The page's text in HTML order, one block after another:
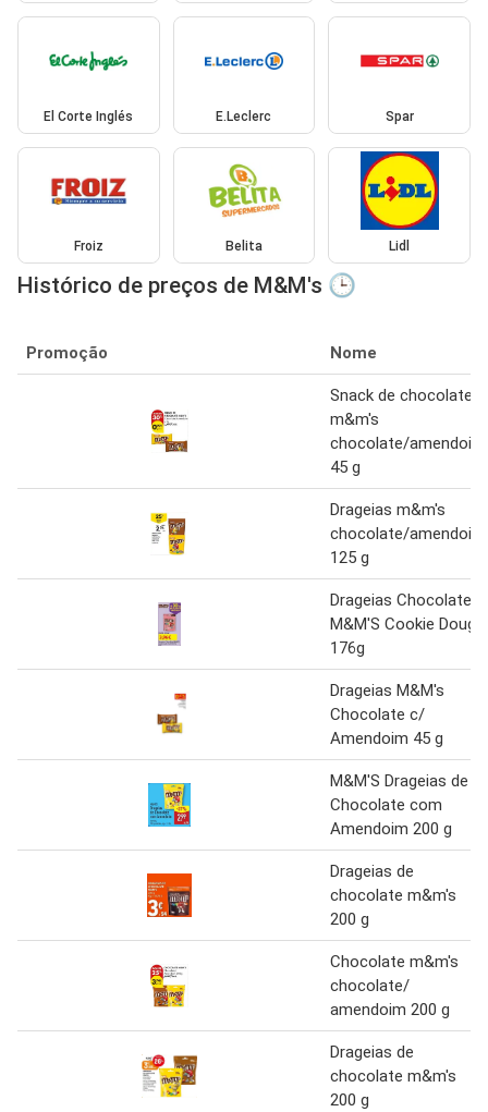
El Corte Inglés E.Leclerc Spar
Froiz Belita Lidl
Histórico de preços de M&M's 🕒
Promoção Nome
Snack de chocolate
m&m's
chocolate/amendoim
45 g
Drageias m&m's
chocolate/amendoim
125 g
Drageias Chocolate
M&M'S Cookie Dough
176g
Drageias M&M's
Chocolate c/
Amendoim 45 g
M&M'S Drageias de
Chocolate com
Amendoim 200 g
Drageias de
chocolate m&m's
200 g
Chocolate m&m's
chocolate/
amendoim 200 g
Drageias de
chocolate m&m's
200 g